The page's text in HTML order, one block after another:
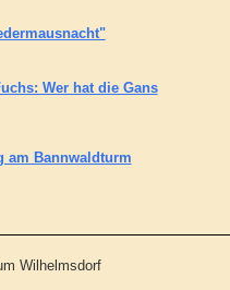
Wer hat die Gans
am Bannwaldturm